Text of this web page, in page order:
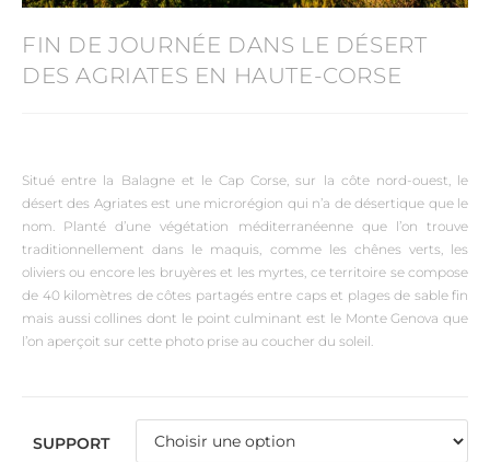
FIN DE JOURNÉE DANS LE DÉSERT
DES AGRIATES EN HAUTE-CORSE
Situé entre la Balagne et le Cap Corse, sur la côte nord-ouest, le
désert des Agriates est une microrégion qui n’a de désertique que le
nom. Planté d’une végétation méditerranéenne que l’on trouve
traditionnellement dans le maquis, comme les chênes verts, les
oliviers ou encore les bruyères et les myrtes, ce territoire se compose
de 40 kilomètres de côtes partagés entre caps et plages de sable fin
mais aussi collines dont le point culminant est le Monte Genova que
l’on aperçoit sur cette photo prise au coucher du soleil.
SUPPORT